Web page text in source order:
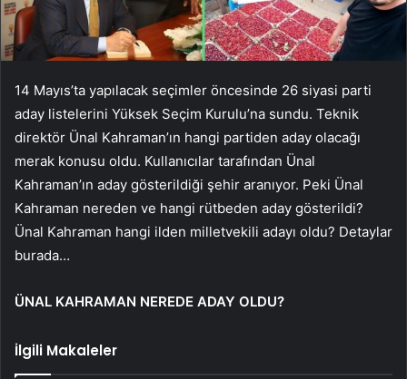
14 Mayıs’ta yapılacak seçimler öncesinde 26 siyasi parti
aday listelerini Yüksek Seçim Kurulu’na sundu. Teknik
direktör Ünal Kahraman’ın hangi partiden aday olacağı
merak konusu oldu. Kullanıcılar tarafından Ünal
Kahraman’ın aday gösterildiği şehir aranıyor. Peki Ünal
Kahraman nereden ve hangi rütbeden aday gösterildi?
Ünal Kahraman hangi ilden milletvekili adayı oldu? Detaylar
burada…
ÜNAL KAHRAMAN NEREDE ADAY OLDU?
İlgili Makaleler